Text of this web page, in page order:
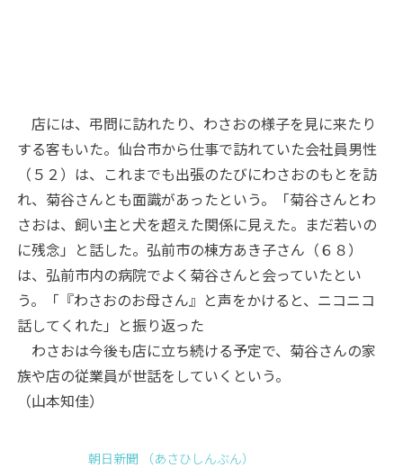
店には、弔問に訪れたり、わさおの様子を見に来たり
する客もいた。仙台市から仕事で訪れていた会社員男性
（５２）は、これまでも出張のたびにわさおのもとを訪
れ、菊谷さんとも面識があったという。「菊谷さんとわ
さおは、飼い主と犬を超えた関係に見えた。まだ若いの
に残念」と話した。弘前市の棟方あき子さん（６８）
は、弘前市内の病院でよく菊谷さんと会っていたとい
う。「『わさおのお母さん』と声をかけると、ニコニコ
話してくれた」と振り返った
わさおは今後も店に立ち続ける予定で、菊谷さんの家
族や店の従業員が世話をしていくという。
（山本知佳）
朝日新聞 （あさひしんぶん）